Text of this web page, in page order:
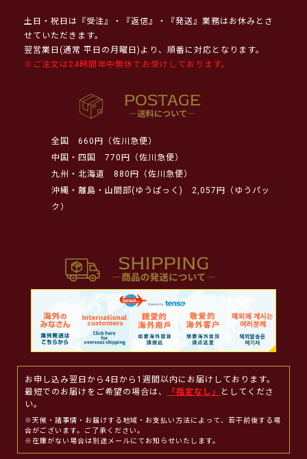
土日・祝日は『受注』・『返信』・『発送』業務はお休みとさ
せていただきます。
翌営業日(通常 平日の月曜日)より、順番に対応となります。
※ご注文は24時間年中無休でお受けしております。
全国
660円（佐川急便）
中国・四国
770円（佐川急便）
九州・北海道
880円（佐川急便）
沖縄・離島・山間部(ゆうぱっく)
2,057円（ゆうパッ
ク）
お申し込み翌日から4日から1週間以内にお届けしております。
最短でのお届けをご希望の場合は、
「指定なし」
としてくださ
い。
※天候・諸事情・お届けする地域・お支払い方法によって、若干前後する場
合がございます。ご了承ください。
※在庫がない場合は別途メールにてお知らせいたします。